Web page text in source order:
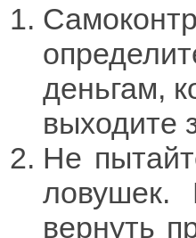
деньгам,
выходите
Не
ловушек.
вернуть